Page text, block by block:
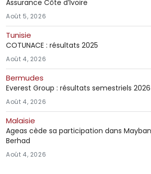
Assurance Côte d’Ivoire
Août 5, 2026
Tunisie
COTUNACE : résultats 2025
Août 4, 2026
Bermudes
Everest Group : résultats semestriels 2026
Août 4, 2026
Malaisie
Ageas cède sa participation dans
Berhad
Août 4, 2026